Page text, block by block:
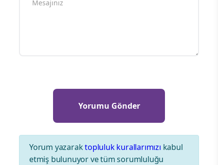
Yorum yazaraktopluluk kurallarımızı kabul
etmiş bulunuyor ve tüm sorumluluğu